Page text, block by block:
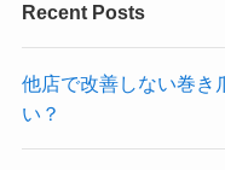
Recent Posts
他店で改善しない巻
い？